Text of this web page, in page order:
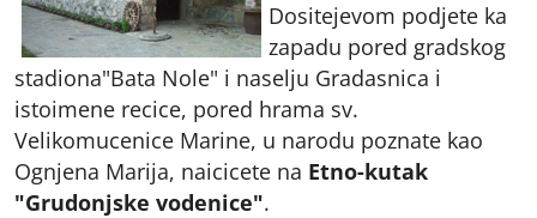
Dositejevom podjete ka
zapadu pored gradskog
stadiona"Bata Nole" i naselju Gradasnica i
istoimene recice, pored hrama sv.
Velikomucenice Marine, u narodu poznate kao
Ognjena Marija, naicicete na Etno-kutak
"Grudonjske vodenice".